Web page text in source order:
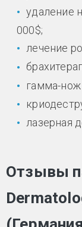
удаление
000$;
лечение
гамма-нож
лазерная
Отзывы